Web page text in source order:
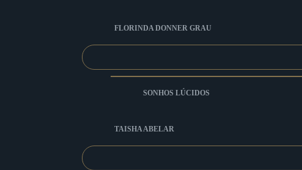
FLORINDA DONNER GRAU
SONHOS LÚCIDOS
TAISHA ABELAR